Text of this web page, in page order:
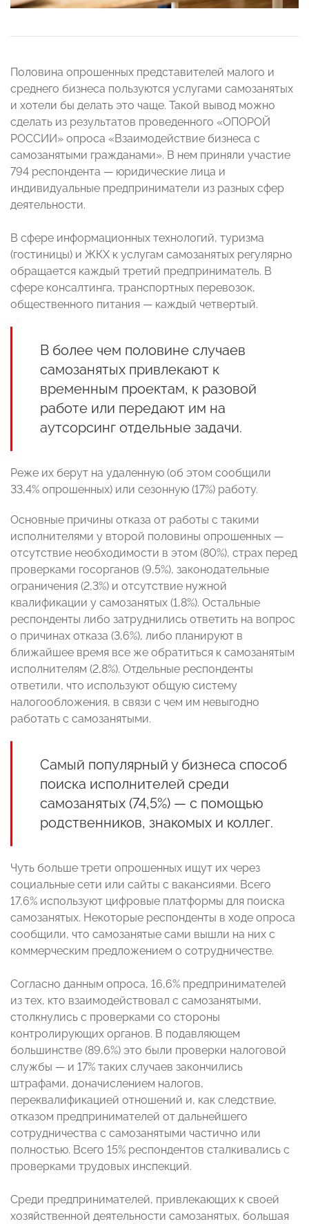
Половина опрошенных представителей малого и
среднего бизнеса пользуются услугами самозанятых
и хотели бы делать это чаще. Такой вывод можно
сделать из результатов проведенного «ОПОРОЙ
РОССИИ» опроса «Взаимодействие бизнеса с
самозанятыми гражданами». В нем приняли участие
794 респондента — юридические лица и
индивидуальные предприниматели из разных сфер
деятельности.
В сфере информационных технологий, туризма
(гостиницы) и ЖКХ к услугам самозанятых регулярно
обращается каждый третий предприниматель. В
сфере консалтинга, транспортных перевозок,
общественного питания — каждый четвертый.
В более чем половине случаев
самозанятых привлекают к
временным проектам, к разовой
работе или передают им на
аутсорсинг отдельные задачи.
Реже их берут на удаленную (об этом сообщили
33,4% опрошенных) или сезонную (17%) работу.
Основные причины отказа от работы с такими
исполнителями у второй половины опрошенных —
отсутствие необходимости в этом (80%), страх перед
проверками госорганов (9,5%), законодательные
ограничения (2,3%) и отсутствие нужной
квалификации у самозанятых (1,8%). Остальные
респонденты либо затруднились ответить на вопрос
о причинах отказа (3,6%), либо планируют в
ближайшее время все же обратиться к самозанятым
исполнителям (2,8%). Отдельные респонденты
ответили, что используют общую систему
налогообложения, в связи с чем им невыгодно
работать с самозанятыми.
Самый популярный у бизнеса способ
поиска исполнителей среди
самозанятых (74,5%) — с помощью
родственников, знакомых и коллег.
Чуть больше трети опрошенных ищут их через
социальные сети или сайты с вакансиями. Всего
17,6% используют цифровые платформы для поиска
самозанятых. Некоторые респонденты в ходе опроса
сообщили, что самозанятые сами вышли на них с
коммерческим предложением о сотрудничестве.
Согласно данным опроса, 16,6% предпринимателей
из тех, кто взаимодействовал с самозанятыми,
столкнулись с проверками со стороны
контролирующих органов. В подавляющем
большинстве (89,6%) это были проверки налоговой
службы — и 17% таких случаев закончились
штрафами, доначислением налогов,
переквалификацией отношений и, как следствие,
отказом предпринимателей от дальнейшего
сотрудничества с самозанятыми частично или
полностью. Всего 15% респондентов сталкивались с
проверками трудовых инспекций.
Среди предпринимателей, привлекающих к своей
хозяйственной деятельности самозанятых, большая